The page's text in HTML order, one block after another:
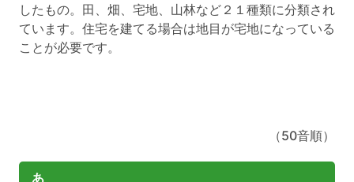
したもの。田、畑、宅地、山林など２１種類に分類され
ています。住宅を建てる場合は地目が宅地になっている
ことが必要です。
（50音順）
あ